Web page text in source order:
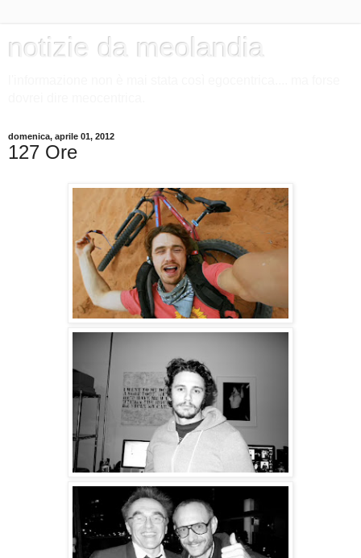
notizie da meolandia
domenica, aprile 01, 2012
127 Ore